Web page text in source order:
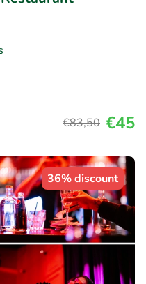
€83,50 €45
36% discount